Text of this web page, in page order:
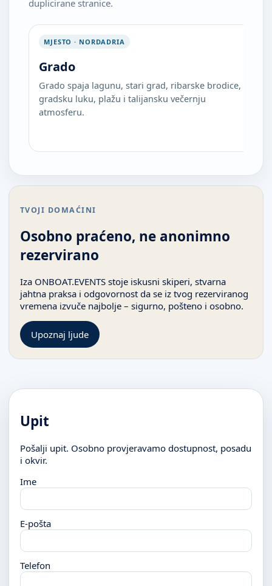
duplicirane stranice.
MJESTO · NORDADRIA
Grado
Grado spaja lagunu, stari grad, ribarske brodice,
gradsku luku, plažu i talijansku večernju
atmosferu.
TVOJI DOMAĆINI
Osobno praćeno, ne anonimno
rezervirano
Iza ONBOAT.EVENTS stoje iskusni skiperi, stvarna
jahtna praksa i odgovornost da se iz tvog rezerviranog
vremena izvuče najbolje – sigurno, pošteno i osobno.
Upoznaj ljude
Upit
Pošalji upit. Osobno provjeravamo dostupnost, posadu
i okvir.
Ime
E-pošta
Telefon